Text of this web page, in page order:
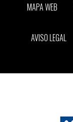
MAPA WEB
AVISO LEGAL